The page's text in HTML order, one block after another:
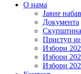
О нама
Јавне
Документа
Приступ
Избори
Избори
Избори